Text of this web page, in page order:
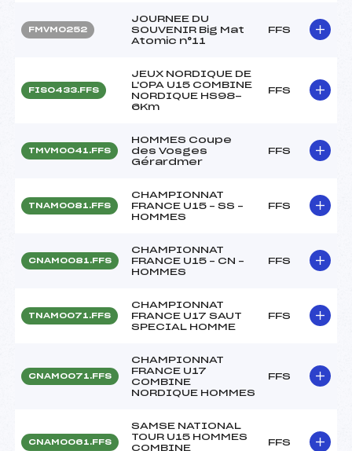
FMVM0252
JOURNEE DU
SOUVENIR Big Mat
Atomic n°11
FFS
FIS0433.FFS
JEUX NORDIQUE DE
L'OPA U15 COMBINE
NORDIQUE HS98-
6Km
FFS
TMVM0041.FFS
HOMMES Coupe
des Vosges
Gérardmer
FFS
TNAM0081.FFS
CHAMPIONNAT
FRANCE U15 – SS –
HOMMES
FFS
CNAM0081.FFS
CHAMPIONNAT
FRANCE U15 – CN –
HOMMES
FFS
TNAM0071.FFS
CHAMPIONNAT
FRANCE U17 SAUT
SPECIAL HOMME
FFS
CNAM0071.FFS
CHAMPIONNAT
FRANCE U17
COMBINE
NORDIQUE HOMMES
FFS
CNAM0061.FFS
SAMSE NATIONAL
TOUR U15 HOMMES
COMBINE
FFS